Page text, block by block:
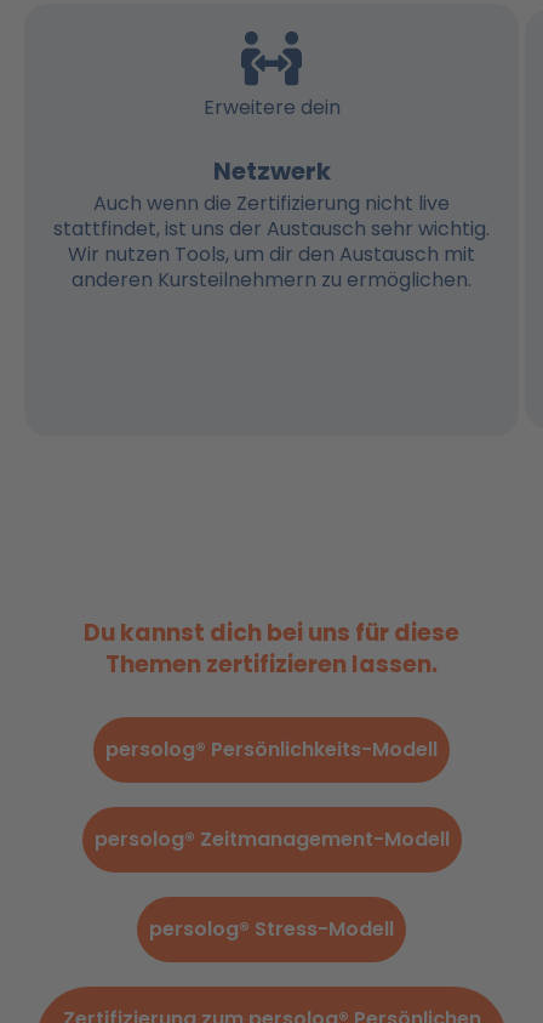
Erweitere dein
Netzwerk
Auch wenn die Zertifizierung nicht live
stattfindet, ist uns der Austausch sehr wichtig.
Wir nutzen Tools, um dir den Austausch mit
anderen Kursteilnehmern zu ermöglichen.
Du kannst dich bei uns für diese
Themen zertifizieren lassen.
persolog® Persönlichkeits-Modell
persolog® Zeitmanagement-Modell
persolog® Stress-Modell